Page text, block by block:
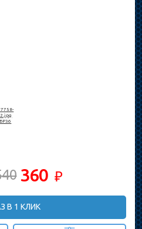
360 ₽
В 1 КЛИК